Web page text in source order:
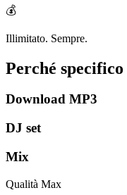
💰
Illimitato. Sempre.
Perché specifico
Download MP3
DJ set
Mix
Qualità Max